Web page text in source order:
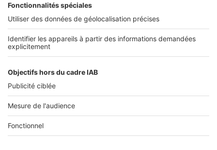
Actualités pro
Nous contacter
Connexion à My SeLoger Pro
Espace Presse